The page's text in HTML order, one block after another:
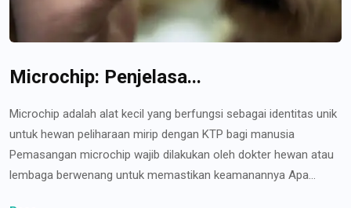
Microchip: Penjelasa...
Microchip adalah alat kecil yang berfungsi sebagai identitas unik
untuk hewan peliharaan mirip dengan KTP bagi manusia
Pemasangan microchip wajib dilakukan oleh dokter hewan atau
lembaga berwenang untuk memastikan keamanannya Apa...